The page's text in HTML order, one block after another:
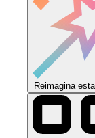
Reimagina